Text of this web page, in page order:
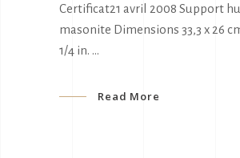
Certificat21 avril 2008 Support
masonite Dimensions 33,3 x 26
1/4 in.
Read More